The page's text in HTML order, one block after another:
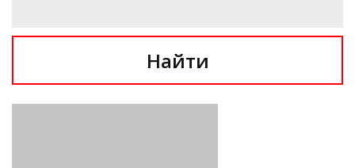
Найти